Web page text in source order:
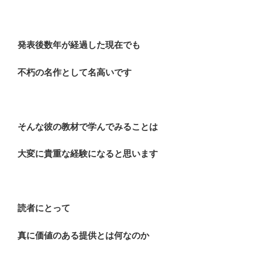
発表後数年が経過した現在でも
不朽の名作として名高いです
そんな彼の教材で学んでみることは
大変に貴重な経験になると思います
読者にとって
真に価値のある提供とは何なのか